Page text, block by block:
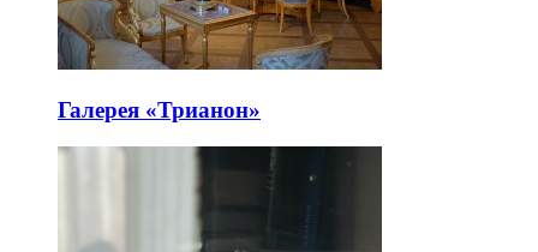
Галерея «Трианон»